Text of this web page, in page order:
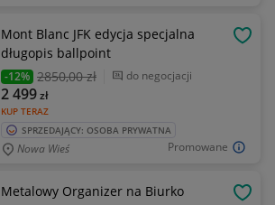
Promowane
Mont Blanc JFK edycja specjalna
długopis ballpoint
-12% 2850,00 zł do negocjacji
KUP TERAZ
2 499zł
SPRZEDAJĄCY: OSOBA PRYWATNA
Nowa Wieś
Metalowy Organizer na Biurko